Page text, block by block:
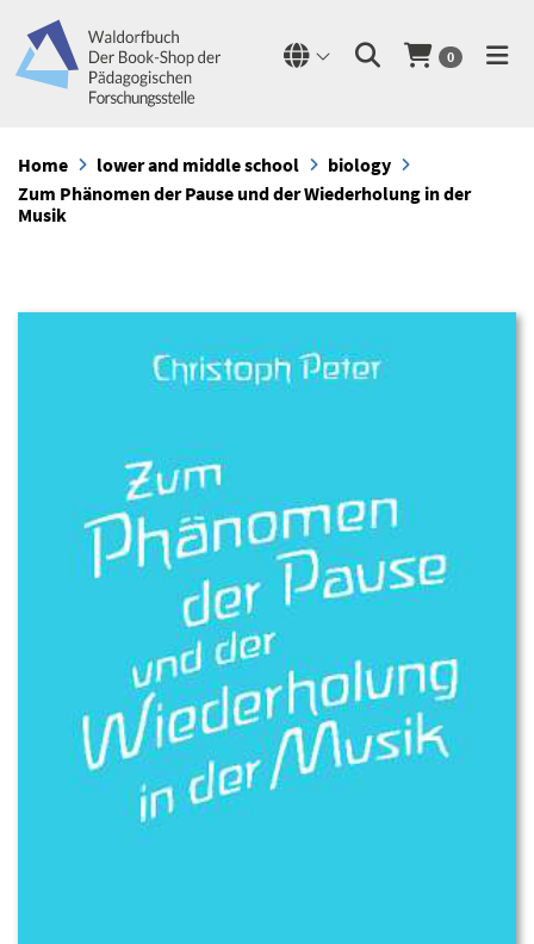
0
Home lower and middle school
biology
Zum Phänomen der Pause und der Wiederholung in der
Musik